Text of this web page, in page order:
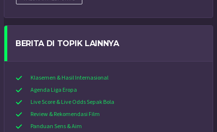
BERITA DI TOPIK LAINNYA
Klasemen & Hasil Internasional
Agenda Liga Eropa
Live Score & Live Odds Sepak Bola
Review & Rekomendasi Film
Panduan Sens & Aim